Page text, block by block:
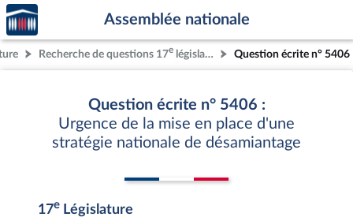
Aller au contenu
Aller en bas de la page
Accèder
à la
page
d'accueil
Assemblée nationale
Recherche de questions 17e législature Question écrite n° 5406
Question écrite n° 5406 :
Urgence de la mise en place d'une
stratégie nationale de désamiantage
17e Législature